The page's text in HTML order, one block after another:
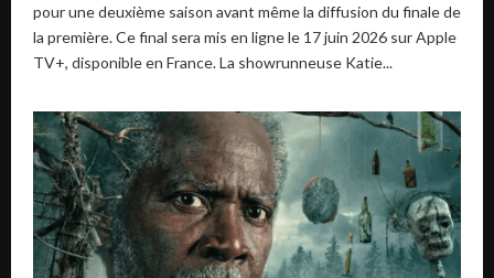
pour une deuxième saison avant même la diffusion du finale de
la première. Ce final sera mis en ligne le 17 juin 2026 sur Apple
TV+, disponible en France. La showrunneuse Katie...